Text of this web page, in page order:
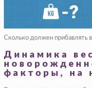
Сколько должен прибавлять
Динамика
факторы, на